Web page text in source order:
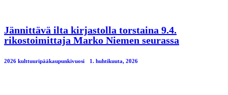
Jännittävä ilta kirjastolla torstaina 9.4.
rikostoimittaja Marko Niemen seurassa
2026 kulttuuripääkaupunkivuosi 1. huhtikuuta, 2026